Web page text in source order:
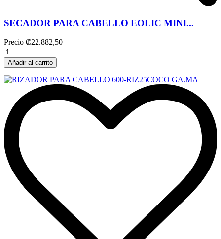
SECADOR PARA CABELLO EOLIC MINI...
Precio ₡22.882,50
Añadir al carrito